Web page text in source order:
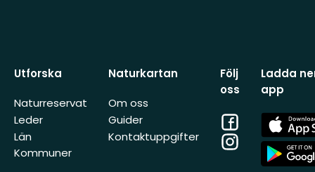
Utforska
Naturreservat
Leder
Län
Kommuner
Naturkartan
Om oss
Guider
Kontaktuppgifter
Följ
oss
Facebook
Instagram
Ladda
app
App
Store
App
Store